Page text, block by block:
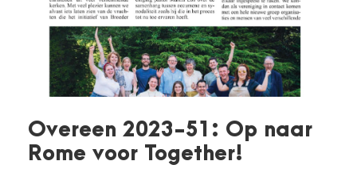
Overeen 2023-51: Op naar
Rome voor Together!